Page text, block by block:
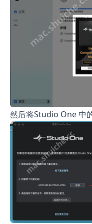
然后将Studio One 中